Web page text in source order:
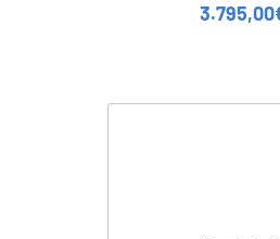
3.795,00